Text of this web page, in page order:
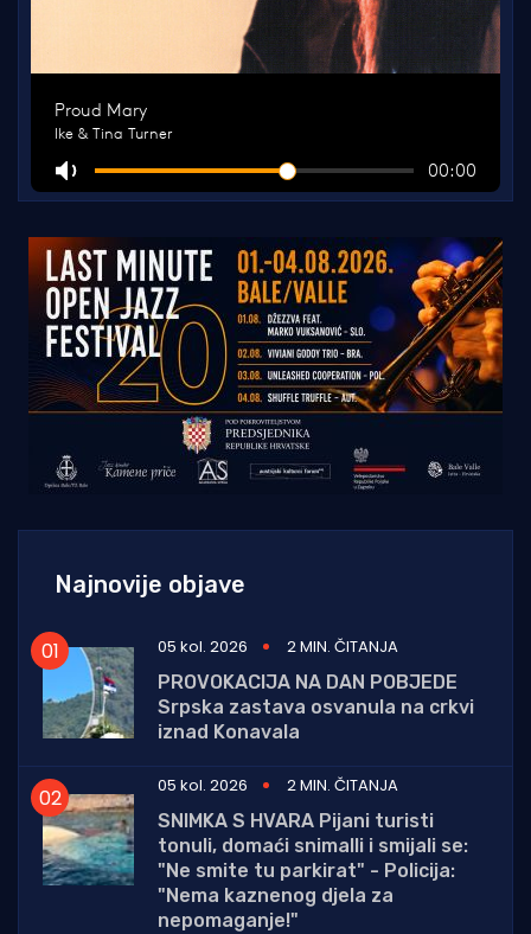
Najnovije objave
05 kol. 2026
2 MIN. ČITANJA
PROVOKACIJA NA DAN POBJEDE
Srpska zastava osvanula na crkvi
iznad Konavala
05 kol. 2026
2 MIN. ČITANJA
SNIMKA S HVARA Pijani turisti
tonuli, domaći snimalli i smijali se:
"Ne smite tu parkirat" - Policija:
"Nema kaznenog djela za
nepomaganje!"